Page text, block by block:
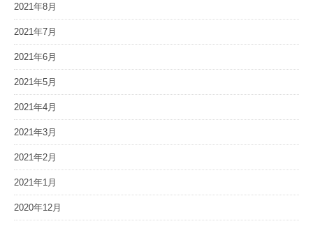
2021年8月
2021年7月
2021年6月
2021年5月
2021年4月
2021年3月
2021年2月
2021年1月
2020年12月